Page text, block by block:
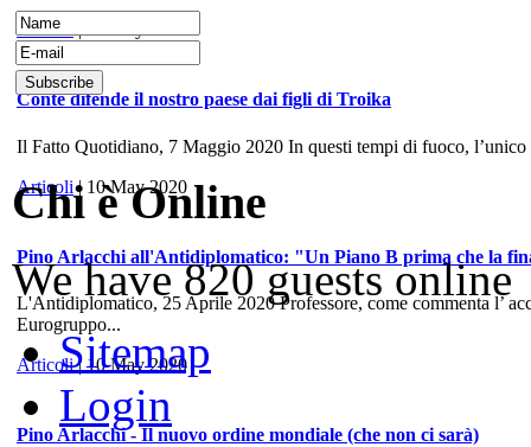
Articoli
Conte difende il nostro paese dai figli di Troika
Il Fatto Quotidiano, 7 Maggio 2020 In questi tempi di fuoco,
Articoli| 10 May 2020
Pino Arlacchi all'Antidiplomatico: "Un Piano B prima che la
L'Antidiplomatico, 25 Aprile 2020 Professore, come commenta l’
Eurogruppo...
Articoli| 10 May 2020
Pino Arlacchi - Il nuovo ordine mondiale (che non ci sarà)
Chi è Online
We have 820 guests online
Sitemap
Login